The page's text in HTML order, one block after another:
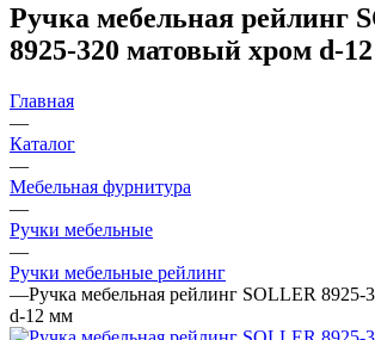
Ручка мебельная рейлинг
8925-320 матовый хром d-
Главная
—
Каталог
—
Мебельная фурнитура
—
Ручки мебельные
—
Ручки мебельные рейлинг
—Ручка мебельная рейлинг SOLLER
d-12 мм